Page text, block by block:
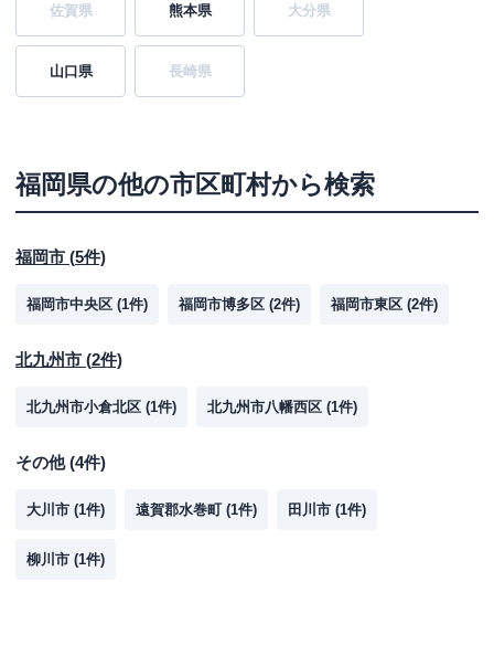
佐賀県 熊本県 大分県
山口県 長崎県
福岡県の他の市区町村から検索
福岡市 (5件)
福岡市中央区 (1件) 福岡市博多区 (2件) 福岡市東区 (2件)
北九州市 (2件)
北九州市小倉北区 (1件) 北九州市八幡西区 (1件)
その他(4件)
大川市 (1件) 遠賀郡水巻町 (1件) 田川市 (1件)
柳川市 (1件)